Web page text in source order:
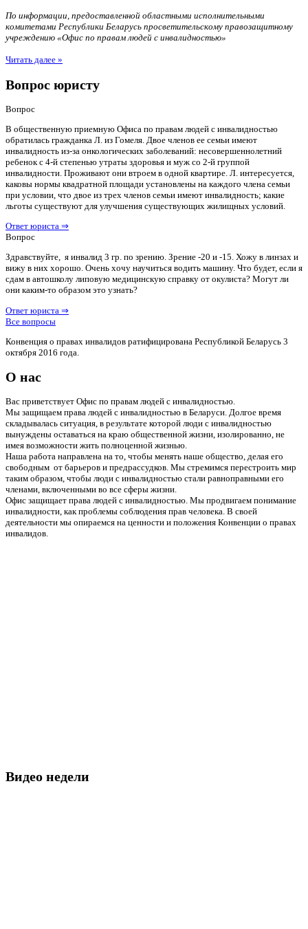
По информации, предоставленной областными исполнительными
комитетами Республики Беларусь просветительскому правозащитному
учреждению «Офис по правам людей с инвалидностью»
Читать далее »
Вопрос юристу
Вопрос
В общественную приемную Офиса по правам людей с инвалидностью
обратилась гражданка Л. из Гомеля. Двое членов ее семьи имеют
инвалидность из-за онкологических заболеваний: несовершеннолетний
ребенок с 4-й степенью утраты здоровья и муж со 2-й группой
инвалидности. Проживают они втроем в одной квартире. Л. интересуется,
каковы нормы квадратной площади установлены на каждого члена семьи
при условии, что двое из трех членов семьи имеют инвалидность; какие
льготы существуют для улучшения существующих жилищных условий.
Ответ юриста ⇒
Вопрос
Здравствуйте, я инвалид 3 гр. по зрению. Зрение -20 и -15. Хожу в линзах и
вижу в них хорошо. Очень хочу научиться водить машину. Что будет, если я
сдам в автошколу липовую медицинскую справку от окулиста? Могут ли
они каким-то образом это узнать?
Ответ юриста ⇒
Все вопросы
Конвенция о правах инвалидов ратифицирована Республикой Беларусь 3
октября 2016 года.
О нас
Вас приветствует Офис по правам людей с инвалидностью.
Мы защищаем права людей с инвалидностью в Беларуси. Долгое время
складывалась ситуация, в результате которой люди с инвалидностью
вынуждены оставаться на краю общественной жизни, изолированно, не
имея возможности жить полноценной жизнью.
Наша работа направлена на то, чтобы менять наше общество, делая его
свободным от барьеров и предрассудков. Мы стремимся перестроить мир
таким образом, чтобы люди с инвалидностью стали равноправными его
членами, включенными во все сферы жизни.
Офис защищает права людей с инвалидностью. Мы продвигаем понимание
инвалидности, как проблемы соблюдения прав человека. В своей
деятельности мы опираемся на ценности и положения Конвенции о правах
инвалидов.
Видео недели